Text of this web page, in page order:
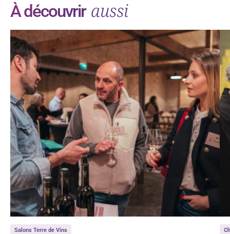
À découvrir aussi
Salons Terre de Vins